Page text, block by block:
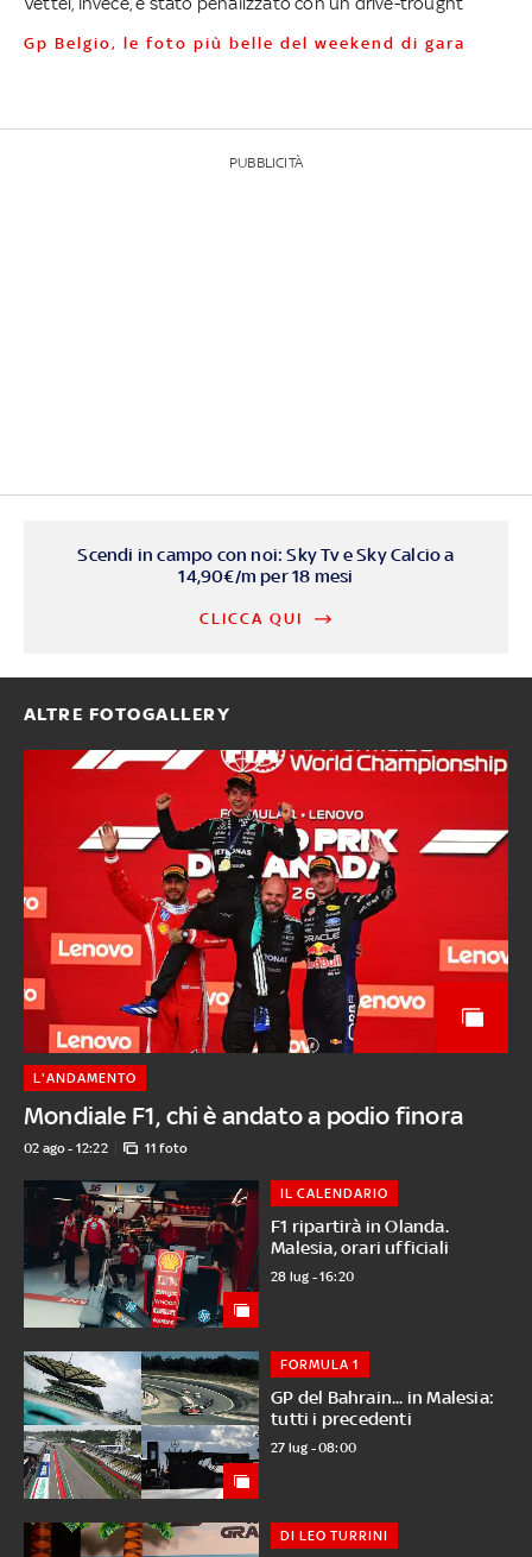
Gp Belgio, le foto più belle del weekend di gara
PUBBLICITÀ
Scendi in campo con noi: Sky Tv e Sky Calcio a
14,90€/m per 18 mesi
CLICCA QUI
ALTRE FOTOGALLERY
Mondiale F1, chi è andato a podio finora
L'ANDAMENTO
02 ago - 12:22 11 foto
F1 ripartirà in Olanda.
Malesia, orari ufficiali
IL CALENDARIO
28 lug - 16:20
GP del Bahrain... in Malesia:
tutti i precedenti
FORMULA 1
27 lug - 08:00
DI LEO TURRINI